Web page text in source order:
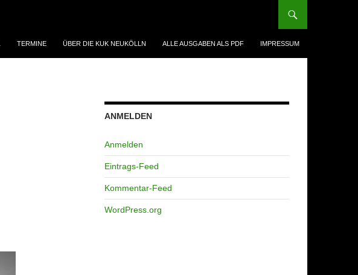
TERMINE ÜBER DIE KUK NEUKÖLLN ALLE AUSGABEN ALS PDF IMPRESSUM
ANMELDEN
Anmelden
Eintrags-Feed
Kommentar-Feed
WordPress.org